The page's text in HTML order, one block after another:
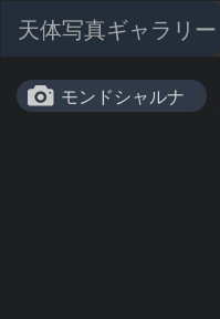
天体写真ギャラリー
モンドシャルナ